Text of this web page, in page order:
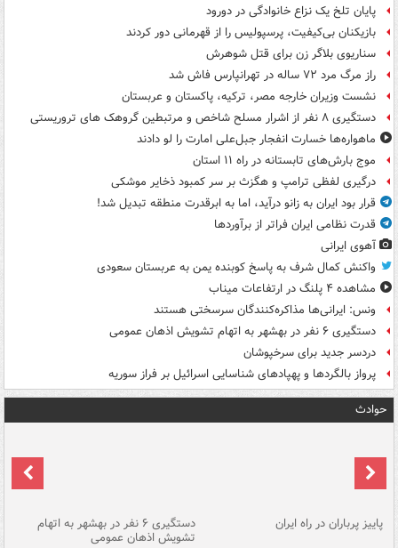
پایان تلخ یک نزاع خانوادگی در دورود
بازیکنان بی‌کیفیت، پرسپولیس را از قهرمانی دور کردند
سناریوی بلاگر زن برای قتل شوهرش
راز مرگ مرد ۷۲ ساله در تهرانپارس فاش شد
نشست وزیران خارجه مصر، ترکیه، پاکستان و عربستان
دستگیری ۸ نفر از اشرار مسلح شاخص و مرتبطین گروهک های تروریستی
ماهواره‌ها خسارت انفجار جبل‌علی امارت را لو دادند
موج بارش‌های تابستانه در راه ۱۱ استان
درگیری لفظی ترامپ و هگزث بر سر کمبود ذخایر موشکی
قرار بود ایران به زانو درآید، اما به ابرقدرت منطقه تبدیل شد!
قدرت نظامی ایران فراتر از برآوردها
آهوی ایرانی
واکنش کمال شرف به پاسخ کوبنده یمن به عربستان سعودی
مشاهده ۴ پلنگ در ارتفاعات میناب
ونس: ایرانی‌ها مذاکره‌کنندگان سرسختی هستند
دستگیری ۶ نفر در بهشهر به اتهام تشویش اذهان عمومی
دردسر جدید برای سرخپوشان
پرواز بالگردها و پهپادهای شناسایی اسرائیل بر فراز سوریه
حوادث
پاییز پرباران در راه ایران دستگیری ۶ نفر در بهشهر به اتهام
تشویش اذهان عمومی